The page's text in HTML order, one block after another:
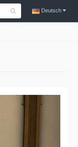
Deutsch